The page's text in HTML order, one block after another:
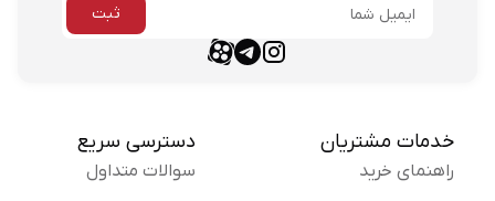
ایمیل
ثبت
instagram link
telegram link
aparat link
خدمات مشتریان
راهنمای خرید
دسترسی سریع
سوالات متداول